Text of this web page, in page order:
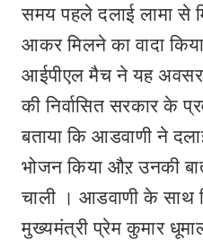
समय पहले दलाई लामा से
आकर मिलने का वादा
आईपीएल मैच ने यह अवसर
की निर्वासित सरकार के
बताया कि आडवाणी ने
भोजन किया औऱ उनकी
चाली । आडवाणी के साथ
मुख्यमंत्री प्रेम कुमार